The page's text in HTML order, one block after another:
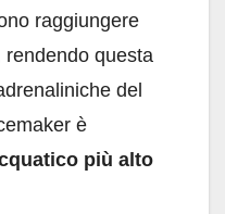
raggiungere
rendendo questa
del
è
più alto